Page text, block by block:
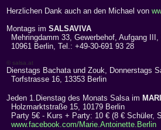
Herzlichen Dank auch an den Michael von
Montags im SALSAVIVA
Mehringdamm 33, Gewerbehof, Aufgang
10961 Berlin, Tel.: +49-30-691 93 28
© salsa.at
Dienstags Bachata und Zouk, Donnerstags
Torfstrasse 16, 13353 Berlin
Jeden 1.Dienstag des Monats Salsa im
Holzmarktstraße 15, 10179 Berlin
Party 5€ - Kurs + Party: 10 € (8 € Schüler,
www.facebook.com/Marie.Antoinette.Berlin